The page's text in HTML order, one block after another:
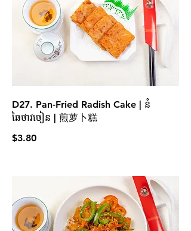
D27. Pan-Fried Radish Cake | នំ
ឆៃថាវចៀន | 煎萝卜糕
$3.80